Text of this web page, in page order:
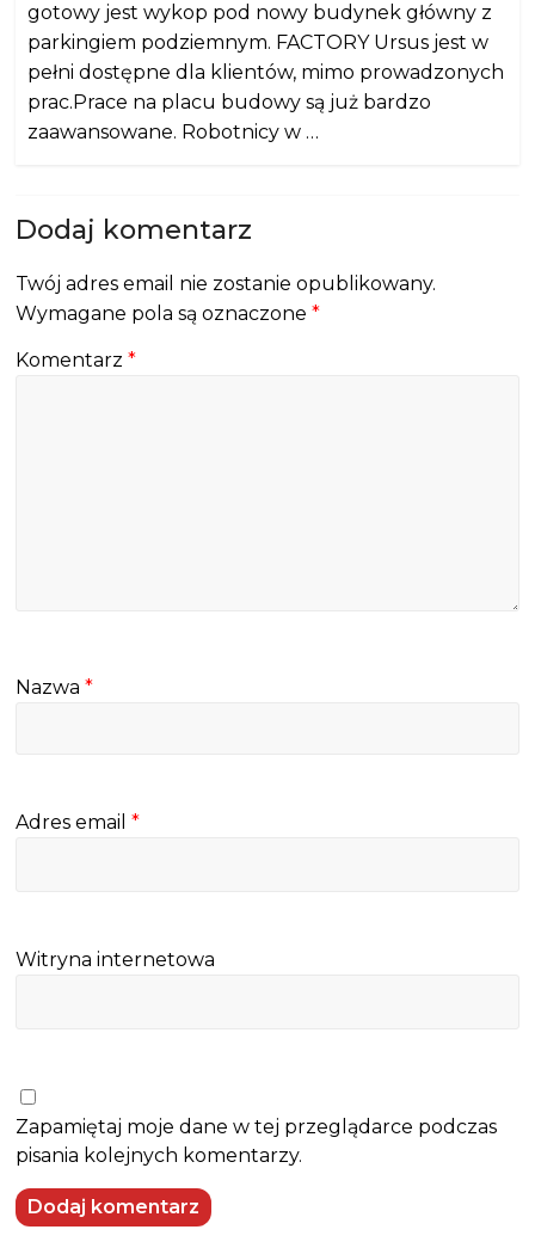
gotowy jest wykop pod nowy budynek główny z
parkingiem podziemnym. FACTORY Ursus jest w
pełni dostępne dla klientów, mimo prowadzonych
prac.Prace na placu budowy są już bardzo
zaawansowane. Robotnicy w …
Dodaj komentarz
Twój adres email nie zostanie opublikowany.
Wymagane pola są oznaczone*
Komentarz*
Nazwa*
Adres email*
Witryna internetowa
Zapamiętaj moje dane w tej przeglądarce podczas
pisania kolejnych komentarzy.